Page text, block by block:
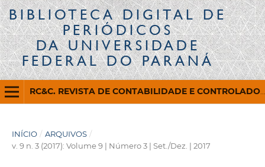
Legislação
Canais
BIBLIOTECA DIGITALDE
PERIÓDICOS
DA UNIVERSIDADE
FEDERAL DO PARANÁ
RC&C. REVISTA DE CONTABILIDADE E CONTROLADORIA
INÍCIO / ARQUIVOS /
v. 9 n. 3 (2017): Volume 9 | Número 3 | Set./Dez. | 2017